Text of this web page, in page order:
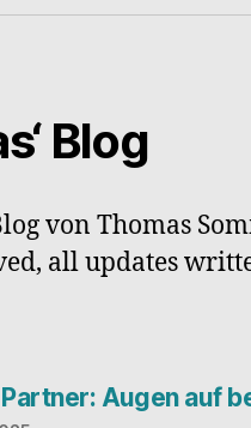
Blog
von Thomas
all updates
Augen auf